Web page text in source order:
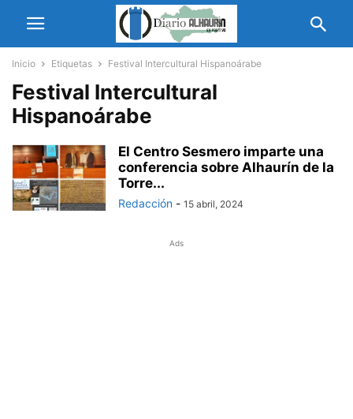
Inicio Etiquetas Festival Intercultural Hispanoárabe
Festival Intercultural
Hispanoárabe
El Centro Sesmero imparte una
conferencia sobre Alhaurín de la
Torre...
Redacción - 15 abril, 2024
Ads